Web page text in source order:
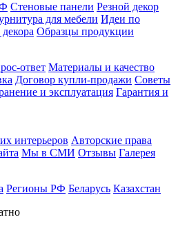
Стеновые панели Резной декор
для мебели Идеи по
Образцы продукции
ответ Материалы и качество
Договор купли-продажи Советы
и эксплуатация Гарантия и
интерьеров Авторские права
Мы в СМИ Отзывы Галерея
Регионы РФ Беларусь Казахстан